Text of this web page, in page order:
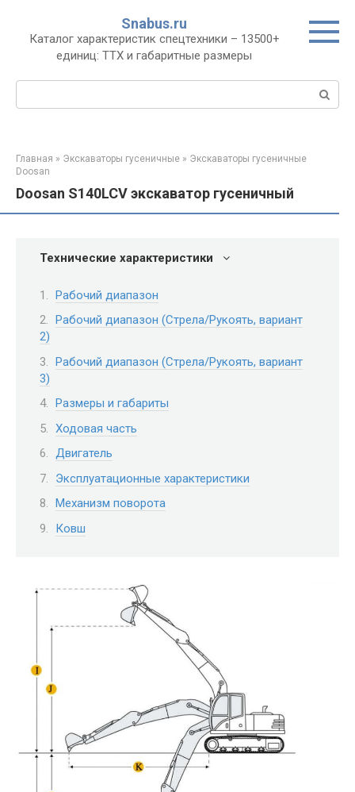
контенту
Snabus.ru
Каталог характеристик спецтехники – 13500+
единиц: ТТХ и габаритные размеры
Главная » Экскаваторы гусеничные » Экскаваторы гусеничные
Doosan
Doosan S140LCV экскаватор гусеничный
Технические характеристики
Рабочий диапазон
Рабочий диапазон (Стрела/Рукоять, вариант
2)
Рабочий диапазон (Стрела/Рукоять, вариант
3)
Размеры и габариты
Ходовая часть
Двигатель
Эксплуатационные характеристики
Механизм поворота
Ковш